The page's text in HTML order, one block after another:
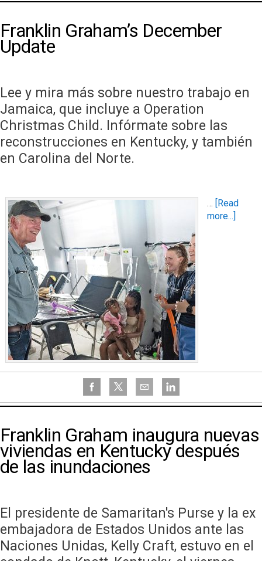
Franklin Graham’s December
Update
Lee y mira más sobre nuestro trabajo en
Jamaica, que incluye a Operation
Christmas Child. Infórmate sobre las
reconstrucciones en Kentucky, y también
en Carolina del Norte.
… [Read
more...]
Franklin Graham inaugura nuevas
viviendas en Kentucky después
de las inundaciones
El presidente de Samaritan's Purse y la ex
embajadora de Estados Unidos ante las
Naciones Unidas, Kelly Craft, estuvo en el